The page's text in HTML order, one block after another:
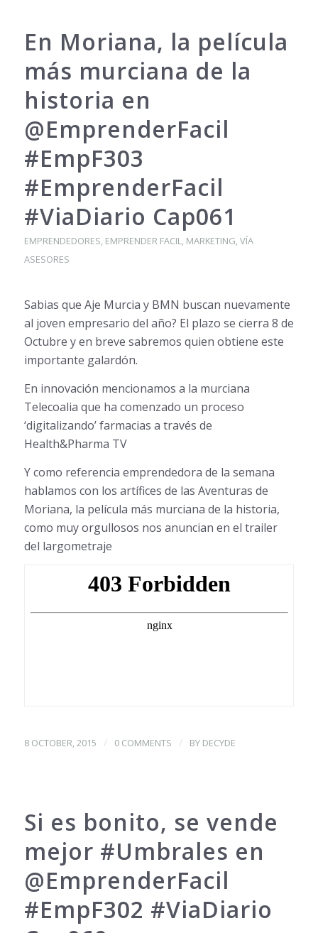
En Moriana, la película
más murciana de la
historia en
@EmprenderFacil
#EmpF303
#EmprenderFacil
#ViaDiario Cap061
EMPRENDEDORES, EMPRENDER FACIL, MARKETING,VÍA
ASESORES
Sabias que Aje Murcia y BMN buscan nuevamente
al joven empresario del año? El plazo se cierra 8 de
Octubre y en breve sabremos quien obtiene este
importante galardón.
En innovación mencionamos a la murciana
Telecoalia que ha comenzado un proceso
‘digitalizando’ farmacias a través de
Health&Pharma TV
Y como referencia emprendedora de la semana
hablamos con los artífices de las Aventuras de
Moriana, la película más murciana de la historia,
como muy orgullosos nos anuncian en el trailer
del largometraje
8 OCTOBER, 2015 / 0 COMMENTS / BY DECYDE
Si es bonito, se vende
mejor #Umbrales en
@EmprenderFacil
#EmpF302 #ViaDiario